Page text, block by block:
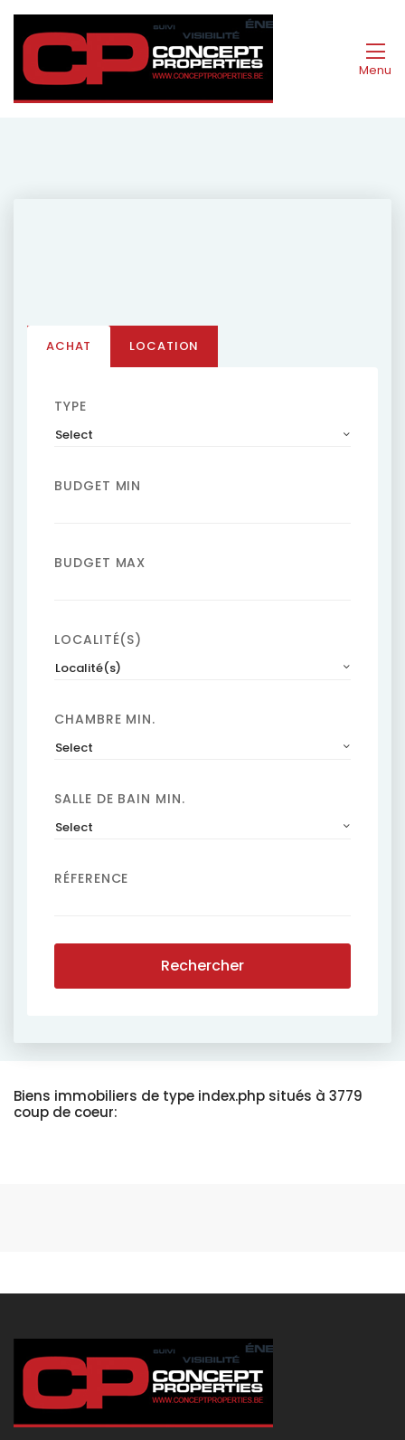
Menu
ACHAT LOCATION
TYPE
Select
BUDGET MIN
BUDGET MAX
LOCALITÉ(S)
Localité(s)
CHAMBRE MIN.
Select
SALLE DE BAIN MIN.
Select
RÉFERENCE
Rechercher
Biens immobiliers de type index.php situés à 3779
coup de coeur: